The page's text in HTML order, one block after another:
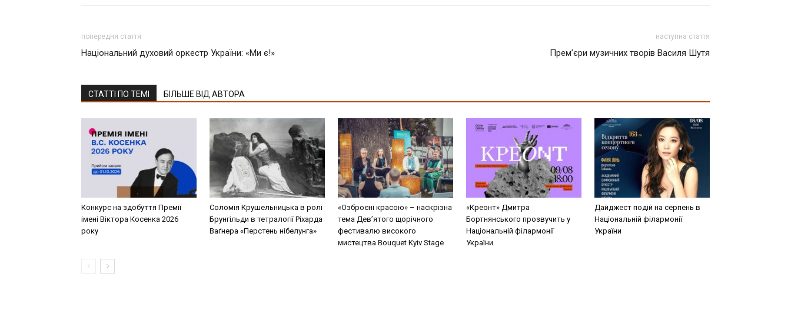
попередня стаття
Національний духовий оркестр України: «Ми є!»
наступна стаття
Прем’єри музичних творів Василя Шутя
СТАТТІ ПО ТЕМІ БІЛЬШЕ ВІД АВТОРА
Конкурс на здобуття Премії
імені Віктора Косенка 2026
року
Соломія Крушельницька в ролі
Брунгільди в тетралогії Ріхарда
Ваґнера «Перстень нібелунга»
«Озброєні красою» – наскрізна
тема Дев’ятого щорічного
фестивалю високого
мистецтва Bouquet Kyiv Stage
«Креонт» Дмитра
Бортнянського прозвучить у
Національній філармонії
України
Дайджест подій на серпень в
Національній філармонії
України